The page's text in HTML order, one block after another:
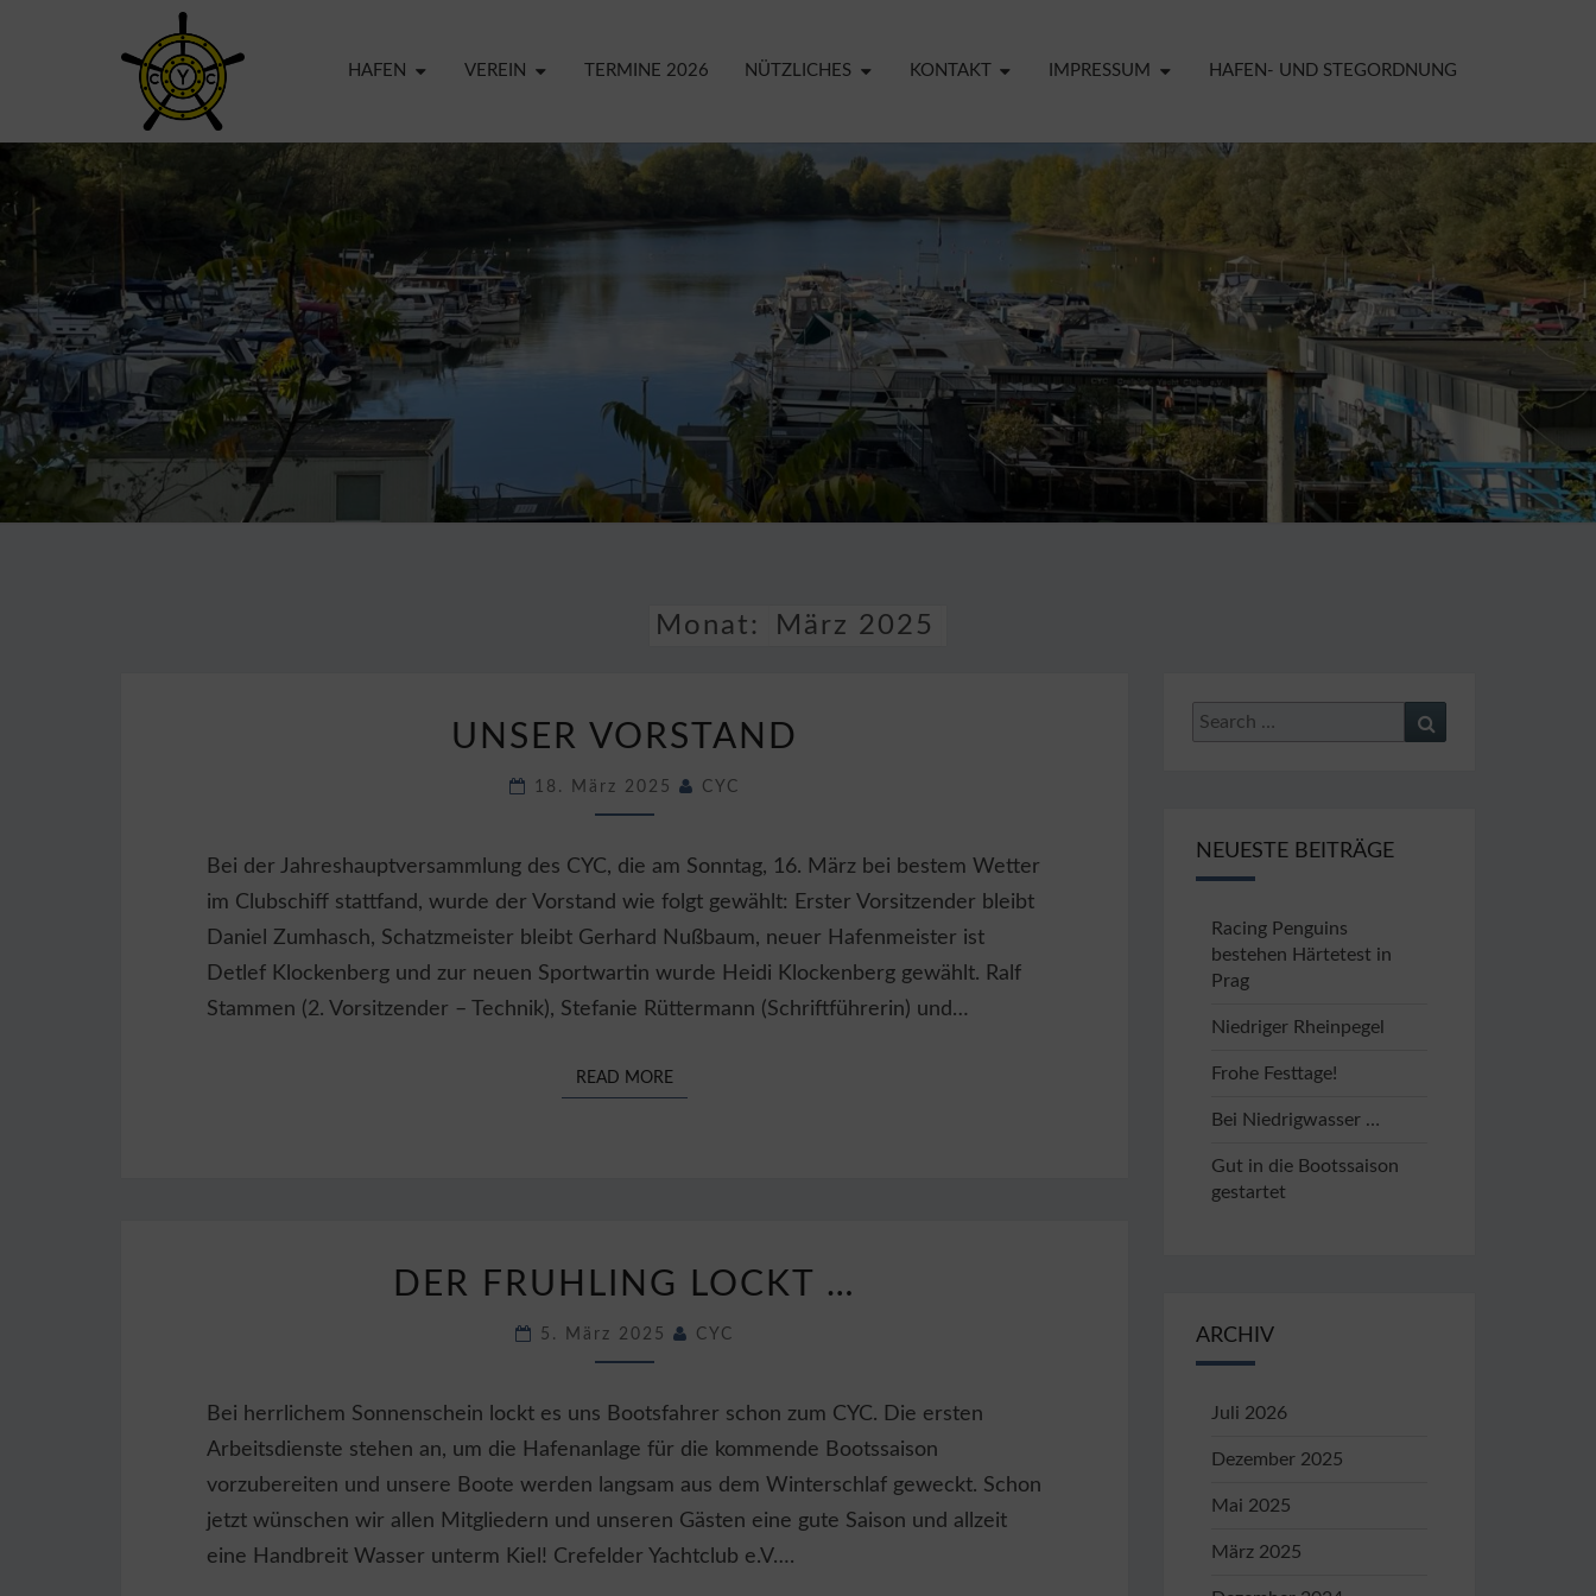
HAFEN VEREIN TERMINE 2026 NÜTZLICHES KONTAKT IMPRESSUM HAFEN- UND STEGORDNUNG
CREFELDER
YACHT
CLUB E.V.
Monat: März 2025
VORSTAND
UNSER VORSTAND
18. März 2025 CYC
Bei der Jahreshauptversammlung des CYC, die am Sonntag, 16. März bei bestem Wetter
im Clubschiff stattfand, wurde der Vorstand wie folgt gewählt: Erster Vorsitzender bleibt
Daniel Zumhasch, Schatzmeister bleibt Gerhard Nußbaum, neuer Hafenmeister ist
Detlef Klockenberg und zur neuen Sportwartin wurde Heidi Klockenberg gewählt. Ralf
Stammen (2. Vorsitzender – Technik), Stefanie Rüttermann (Schriftführerin) und…
READ MOREREAD MORE
FRÜHLING
…
DER FRÜHLING LOCKT …
5. März 2025 CYC
Bei herrlichem Sonnenschein lockt es uns Bootsfahrer schon zum CYC. Die ersten
Arbeitsdienste stehen an, um die Hafenanlage für die kommende Bootssaison
vorzubereiten und unsere Boote werden langsam aus dem Winterschlaf geweckt. Schon
jetzt wünschen wir allen Mitgliedern und unseren Gästen eine gute Saison und allzeit
eine Handbreit Wasser unterm Kiel! Crefelder Yachtclub e.V….
Search
for:
NEUESTE BEITRÄGE
Racing Penguins
bestehen Härtetest in
Prag
Niedriger Rheinpegel
Frohe Festtage!
Bei Niedrigwasser …
Gut in die Bootssaison
gestartet
ARCHIV
Juli 2026
Dezember 2025
Mai 2025
März 2025